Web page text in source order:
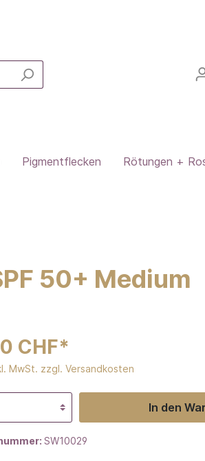
Pigmentflecken Rötungen +
50+ Medium
CHF*
MwSt. zzgl. Versandkosten
In den
SW10029